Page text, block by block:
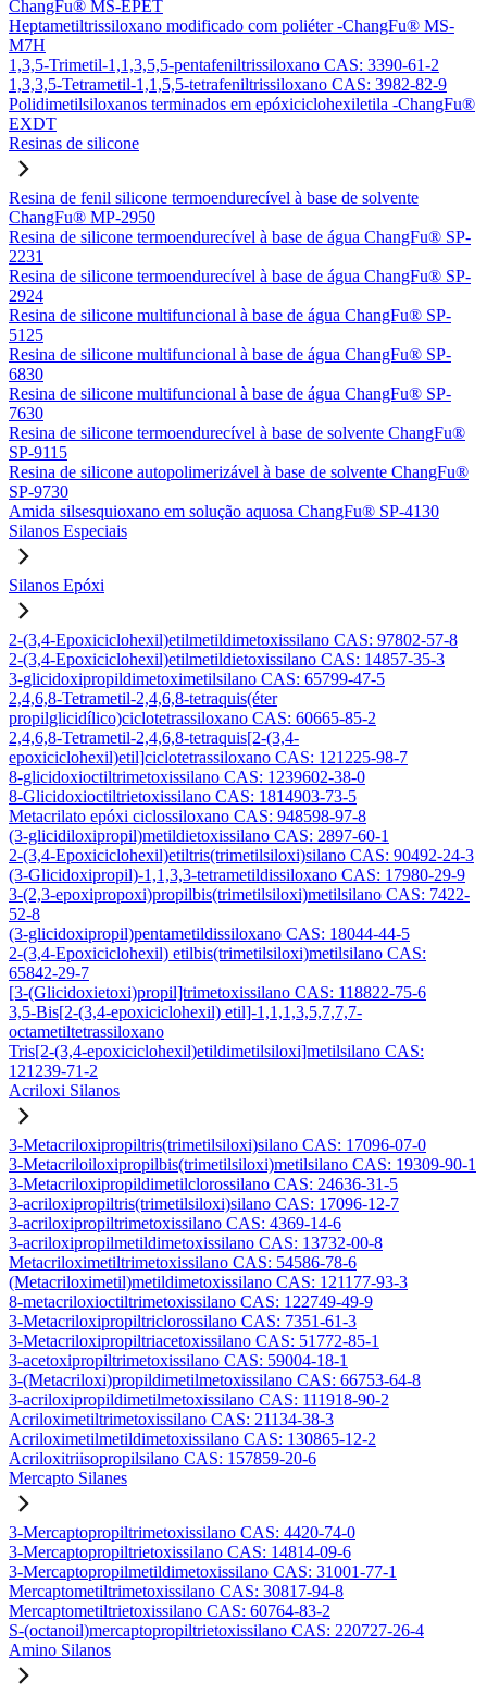
ChangFu® MS-EPET
Heptametiltrissiloxano modificado com poliéter -ChangFu® MS-
M7H
1,3,5-Trimetil-1,1,3,5,5-pentafeniltrissiloxano CAS: 3390-61-2
1,3,3,5-Tetrametil-1,1,5,5-tetrafeniltrissiloxano CAS: 3982-82-9
Polidimetilsiloxanos terminados em epóxiciclohexiletila -ChangFu®
EXDT
Resinas de silicone
Resina de fenil silicone termoendurecível à base de solvente
ChangFu® MP-2950
Resina de silicone termoendurecível à base de água ChangFu® SP-
2231
Resina de silicone termoendurecível à base de água ChangFu® SP-
2924
Resina de silicone multifuncional à base de água ChangFu® SP-
5125
Resina de silicone multifuncional à base de água ChangFu® SP-
6830
Resina de silicone multifuncional à base de água ChangFu® SP-
7630
Resina de silicone termoendurecível à base de solvente ChangFu®
SP-9115
Resina de silicone autopolimerizável à base de solvente ChangFu®
SP-9730
Amida silsesquioxano em solução aquosa ChangFu® SP-4130
Silanos Especiais
Silanos Epóxi
2-(3,4-Epoxiciclohexil)etilmetildimetoxissilano CAS: 97802-57-8
2-(3,4-Epoxiciclohexil)etilmetildietoxissilano CAS: 14857-35-3
3-glicidoxipropildimetoximetilsilano CAS: 65799-47-5
2,4,6,8-Tetrametil-2,4,6,8-tetraquis(éter
propilglicidílico)ciclotetrassiloxano CAS: 60665-85-2
2,4,6,8-Tetrametil-2,4,6,8-tetraquis[2-(3,4-
epoxiciclohexil)etil]ciclotetrassiloxano CAS: 121225-98-7
8-glicidoxioctiltrimetoxissilano CAS: 1239602-38-0
8-Glicidoxioctiltrietoxissilano CAS: 1814903-73-5
Metacrilato epóxi ciclossiloxano CAS: 948598-97-8
(3-glicidiloxipropil)metildietoxissilano CAS: 2897-60-1
2-(3,4-Epoxiciclohexil)etiltris(trimetilsiloxi)silano CAS: 90492-24-3
(3-Glicidoxipropil)-1,1,3,3-tetrametildissiloxano CAS: 17980-29-9
3-(2,3-epoxipropoxi)propilbis(trimetilsiloxi)metilsilano CAS: 7422-
52-8
(3-glicidoxipropil)pentametildissiloxano CAS: 18044-44-5
2-(3,4-Epoxiciclohexil) etilbis(trimetilsiloxi)metilsilano CAS:
65842-29-7
[3-(Glicidoxietoxi)propil]trimetoxissilano CAS: 118822-75-6
3,5-Bis[2-(3,4-epoxiciclohexil) etil]-1,1,1,3,5,7,7,7-
octametiltetrassiloxano
Tris[2-(3,4-epoxiciclohexil)etildimetilsiloxi]metilsilano CAS:
121239-71-2
Acriloxi Silanos
3-Metacriloxipropiltris(trimetilsiloxi)silano CAS: 17096-07-0
3-Metacriloiloxipropilbis(trimetilsiloxi)metilsilano CAS: 19309-90-1
3-Metacriloxipropildimetilclorossilano CAS: 24636-31-5
3-acriloxipropiltris(trimetilsiloxi)silano CAS: 17096-12-7
3-acriloxipropiltrimetoxissilano CAS: 4369-14-6
3-acriloxipropilmetildimetoxissilano CAS: 13732-00-8
Metacriloximetiltrimetoxissilano CAS: 54586-78-6
(Metacriloximetil)metildimetoxissilano CAS: 121177-93-3
8-metacriloxioctiltrimetoxissilano CAS: 122749-49-9
3-Metacriloxipropiltriclorossilano CAS: 7351-61-3
3-Metacriloxipropiltriacetoxissilano CAS: 51772-85-1
3-acetoxipropiltrimetoxissilano CAS: 59004-18-1
3-(Metacriloxi)propildimetilmetoxissilano CAS: 66753-64-8
3-acriloxipropildimetilmetoxissilano CAS: 111918-90-2
Acriloximetiltrimetoxissilano CAS: 21134-38-3
Acriloximetilmetildimetoxissilano CAS: 130865-12-2
Acriloxitriisopropilsilano CAS: 157859-20-6
Mercapto Silanes
3-Mercaptopropiltrimetoxissilano CAS: 4420-74-0
3-Mercaptopropiltrietoxissilano CAS: 14814-09-6
3-Mercaptopropilmetildimetoxissilano CAS: 31001-77-1
Mercaptometiltrimetoxissilano CAS: 30817-94-8
Mercaptometiltrietoxissilano CAS: 60764-83-2
S-(octanoil)mercaptopropiltrietoxissilano CAS: 220727-26-4
Amino Silanos